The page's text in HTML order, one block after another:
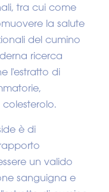
tra cui come
la salute
del cumino
ricerca
l'estratto di
è di
un valido
sanguigna e